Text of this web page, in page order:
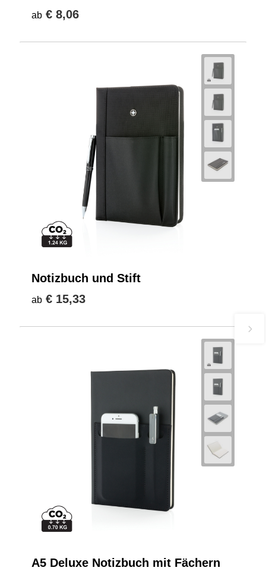
ab € 8,06
Notizbuch und Stift
ab € 15,33
A5 Deluxe Notizbuch mit Fächern